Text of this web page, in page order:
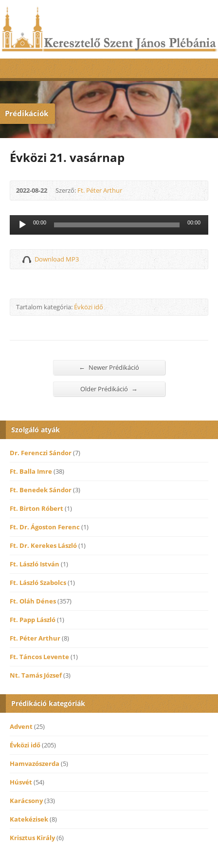
Prédikációk
Évközi 21. vasárnap
2022-08-22 Szerző:Ft. Péter Arthur
Audió
lejátszó
00:00 00:00
Download MP3
Tartalom kategória:Évközi idő
← Newer Prédikáció
Older Prédikáció →
Szolgáló atyák
Dr. Ferenczi Sándor(7)
Ft. Balla Imre(38)
Ft. Benedek Sándor(3)
Ft. Birton Róbert(1)
Ft. Dr. Ágoston Ferenc (1)
Ft. Dr. Kerekes László(1)
Ft. László István (1)
Ft. László Szabolcs(1)
Ft. Oláh Dénes(357)
Ft. Papp László(1)
Ft. Péter Arthur(8)
Ft. Táncos Levente(1)
Nt. Tamás József(3)
Prédikáció kategóriák
Advent(25)
Évközi idő(205)
Hamvazószerda (5)
Húsvét(54)
Karácsony(33)
Katekézisek(8)
Krisztus Király(6)